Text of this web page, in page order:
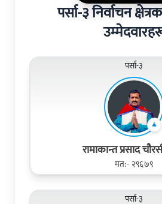
पर्सा-३ निर्वाचन
पर्सा-३
रामाकान्त प्रसाद
मत:- २९६७९
पर्सा-३